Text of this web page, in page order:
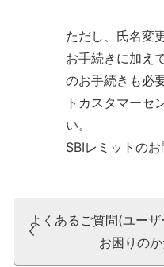
ただし、氏名変
お手続きに加え
のお手続きも必
トカスタマーセ
い。
SBIレミットの
よくあるご質問(ユー
お困りの